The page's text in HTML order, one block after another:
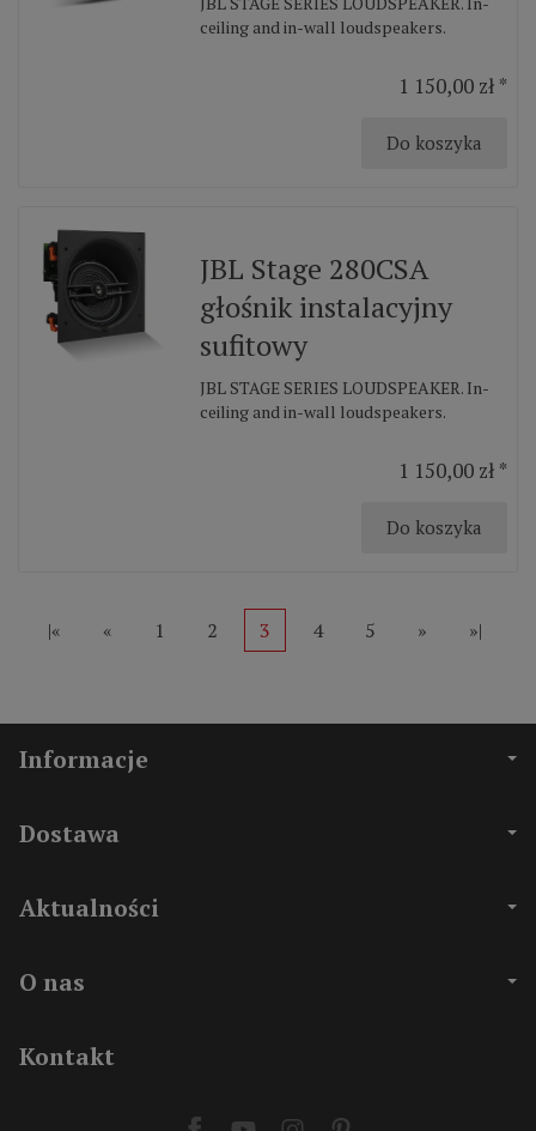
ceiling and in-wall loudspeakers.
1 150,00 zł *
Do koszyka
JBL Stage 280CSA
głośnik instalacyjny
sufitowy
JBL STAGE SERIES LOUDSPEAKER. In-
ceiling and in-wall loudspeakers.
1 150,00 zł *
Do koszyka
|« « 1 2 3 4 5 » »|
Informacje
Dostawa
Aktualności
O nas
Kontakt